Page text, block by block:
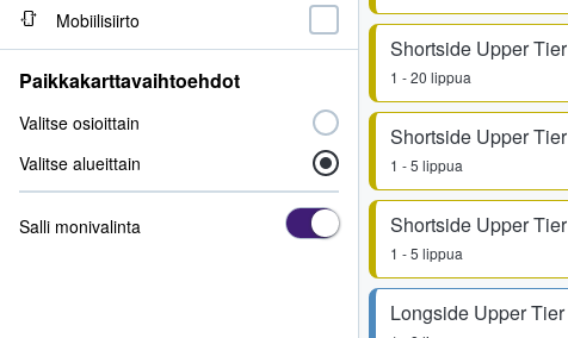
Shortside Upper Tier
1 - 20 lippua
Shortside Upper Tier
1 - 5 lippua
Shortside Upper Tier
1 - 5 lippua
Longside Upper Tier
Mobiilisiirto
Paikkakarttavaihtoehdot
Valitse osioittain
Valitse alueittain
Salli monivalinta